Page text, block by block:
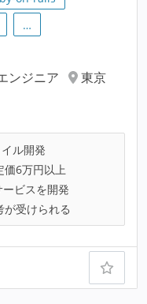
…
ンジニア
東京
ル開発
価6万円以上
ービスを開発
が受けられる